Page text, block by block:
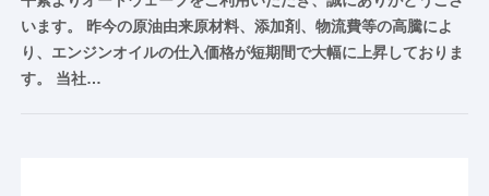
います。 昨今の原油由来原材料、添加剤、物流費等の高騰によ
り、エンジンオイルの仕入価格が短期間で大幅に上昇しておりま
す。 当社…